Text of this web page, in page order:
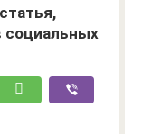
социальных